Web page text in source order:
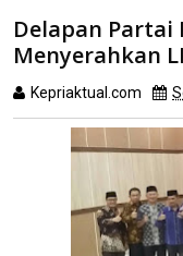
Batam
Delapan Partai Politik
Delapan Partai
Menyerahkan
Kepriaktual.com